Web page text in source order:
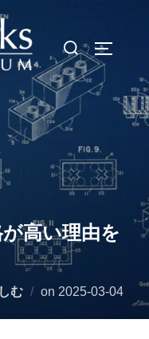
検
索
対
象:
高い理由を
む on 投
2025-03-04